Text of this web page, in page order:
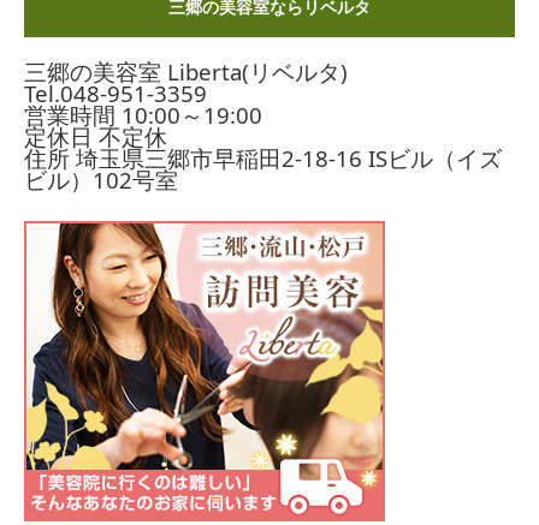
三郷の美容室ならリベルタ
三郷の美容室 Liberta(リベルタ)
Tel.048-951-3359
営業時間 10:00～19:00
定休日 不定休
住所 埼玉県三郷市早稲田2-18-16 ISビル（イズ
ビル）102号室